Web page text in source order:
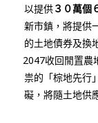
以提供３０萬個
新市鎮，將提供
的土地債券及換
2047收回閒置農
祟的「棕地先行
礙，將隨土地供